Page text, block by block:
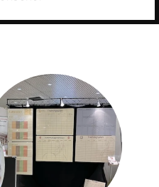
z.B. bei